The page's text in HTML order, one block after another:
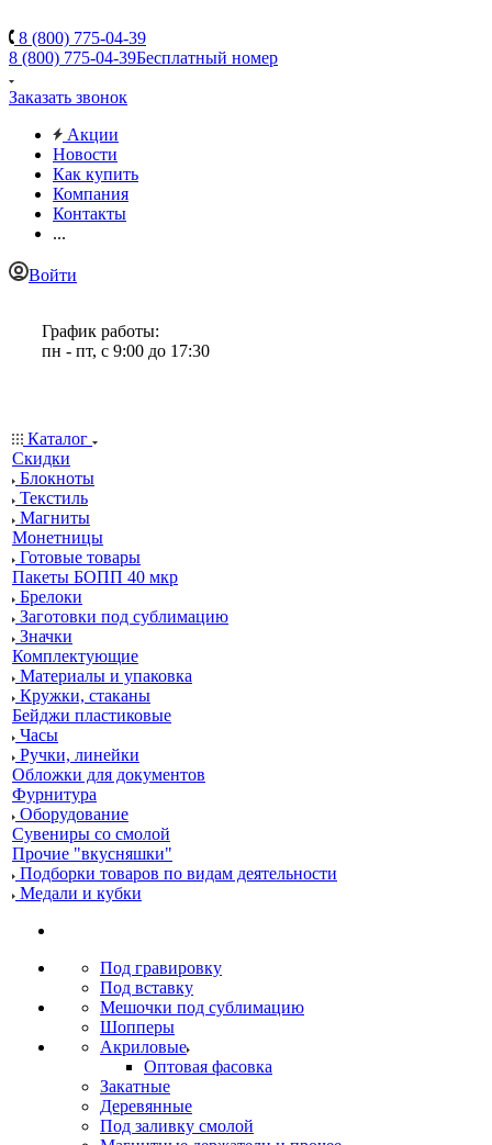
8 (800) 775-04-39
8 (800) 775-04-39Бесплатный номер
Заказать звонок
Акции
Новости
Как купить
Компания
Контакты
...
Войти
График работы:
пн - пт, с 9:00 до 17:30
Каталог
Скидки
Блокноты
Текстиль
Магниты
Монетницы
Готовые товары
Пакеты БОПП 40 мкр
Брелоки
Заготовки под сублимацию
Значки
Комплектующие
Материалы и упаковка
Кружки, стаканы
Бейджи пластиковые
Часы
Ручки, линейки
Обложки для документов
Фурнитура
Оборудование
Сувениры со смолой
Прочие "вкусняшки"
Подборки товаров по видам деятельности
Медали и кубки
Под гравировку
Под вставку
Мешочки под сублимацию
Шопперы
Акриловые
Оптовая фасовка
Закатные
Деревянные
Под заливку смолой